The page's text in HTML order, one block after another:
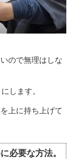
ので無理はしな
します。
上に持ち上げて
必要な方法。